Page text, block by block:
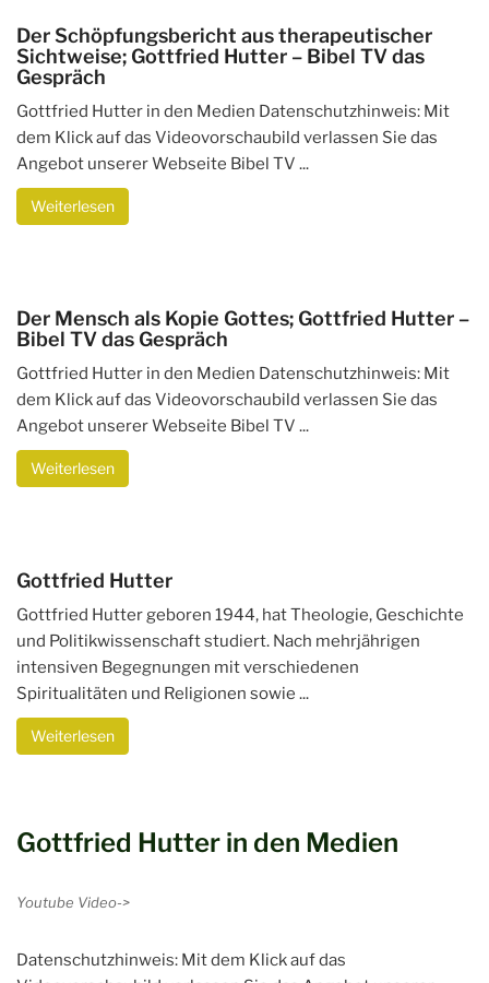
Der Schöpfungsbericht aus therapeutischer
Sichtweise; Gottfried Hutter – Bibel TV das
Gespräch
Gottfried Hutter in den Medien Datenschutzhinweis: Mit
dem Klick auf das Videovorschaubild verlassen Sie das
Angebot unserer Webseite Bibel TV ...
Weiterlesen
Der Mensch als Kopie Gottes; Gottfried Hutter –
Bibel TV das Gespräch
Gottfried Hutter in den Medien Datenschutzhinweis: Mit
dem Klick auf das Videovorschaubild verlassen Sie das
Angebot unserer Webseite Bibel TV ...
Weiterlesen
Gottfried Hutter
Gottfried Hutter geboren 1944, hat Theologie, Geschichte
und Politikwissenschaft studiert. Nach mehrjährigen
intensiven Begegnungen mit verschiedenen
Spiritualitäten und Religionen sowie ...
Weiterlesen
Gottfried Hutter in den Medien
Youtube Video->
Datenschutzhinweis: Mit dem Klick auf das